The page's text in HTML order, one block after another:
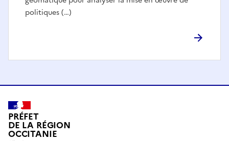
politiques (…)
PRÉFET
DE LA RÉGION
OCCITANIE